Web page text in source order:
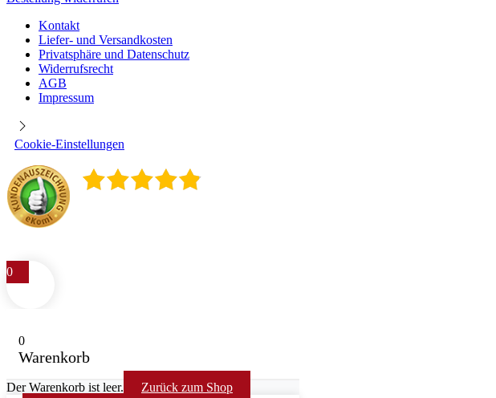
Kontakt
Liefer- und Versandkosten
Privatsphäre und Datenschutz
Widerrufsrecht
AGB
Impressum
Cookie-Einstellungen
0
0
Warenkorb
Der Warenkorb ist leer. Zurück zum Shop